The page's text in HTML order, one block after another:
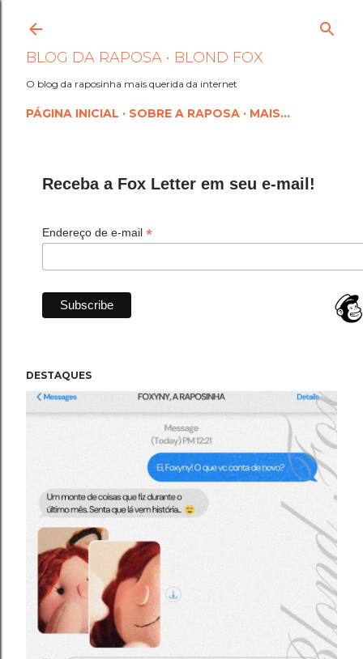
Pular para o conteúdo
BLOG DA RAPOSA • BLOND FOX
O blog da raposinha mais querida da internet
PÁGINA INICIAL SOBRE A RAPOSA MAIS…
Receba a Fox Letter em seu e-mail!
Endereço de e-mail *
DESTAQUES